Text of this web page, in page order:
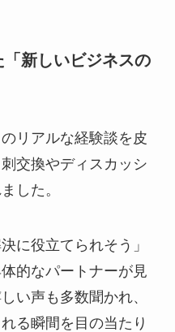
新しいビジネスの
リアルな経験談を皮
交換やディスカッシ
した。
に役立てられそう」
的なパートナーが見
い声も多数聞かれ、
る瞬間を目の当たり